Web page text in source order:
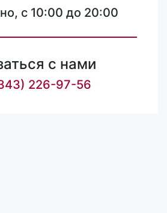
с 10:00 до 20:00
с нами
226-97-56